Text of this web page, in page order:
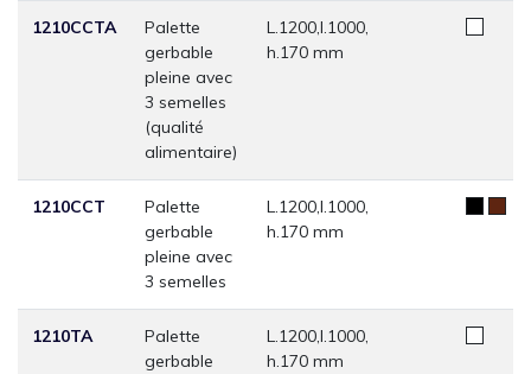
1210CCTA
Palette
gerbable
pleine avec
3 semelles
(qualité
alimentaire)
L.1200,l.1000,
h.170 mm
1210CCT
Palette
gerbable
pleine avec
3 semelles
L.1200,l.1000,
h.170 mm
1210TA
Palette
gerbable
L.1200,l.1000,
h.170 mm